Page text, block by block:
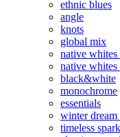
ethnic blues
angle
knots
global mix
native whites
native whites
black&white
monochrome
essentials
winter dream
timeless